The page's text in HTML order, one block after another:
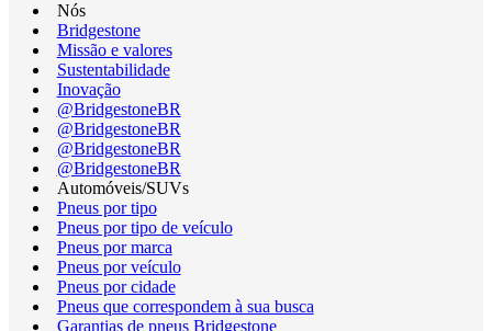
Nós
Bridgestone
Missão e valores
Sustentabilidade
Inovação
@BridgestoneBR
@BridgestoneBR
@BridgestoneBR
@BridgestoneBR
Automóveis/SUVs
Pneus por tipo
Pneus por tipo de veículo
Pneus por marca
Pneus por veículo
Pneus por cidade
Pneus que correspondem à sua busca
Garantias de pneus Bridgestone